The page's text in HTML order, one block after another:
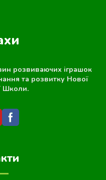
розвиваючих іграшок
та розвитку Нової
Школи.